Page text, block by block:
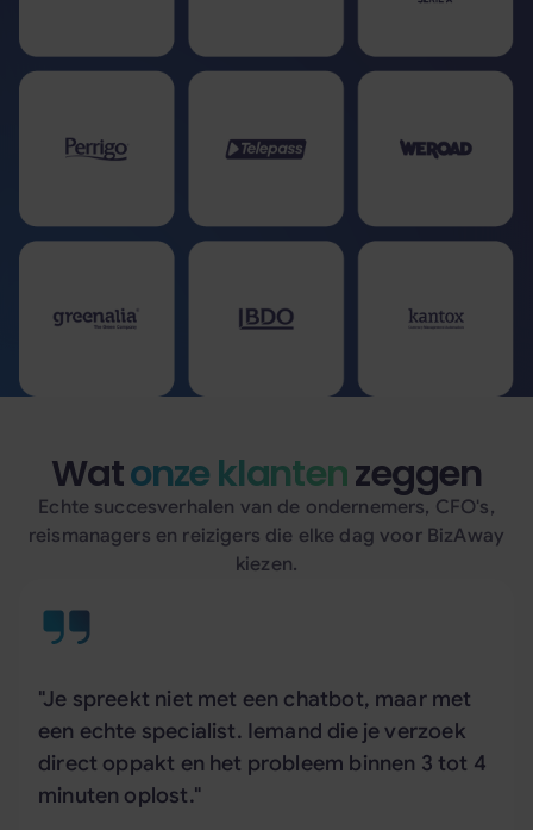
Watonze klantenzeggen
Echte succesverhalen van de ondernemers, CFO's,
reismanagers en reizigers die elke dag voor BizAway
kiezen.
"Je spreekt niet met een chatbot, maar met
een echte specialist. Iemand die je verzoek
direct oppakt en het probleem binnen 3 tot 4
minuten oplost."